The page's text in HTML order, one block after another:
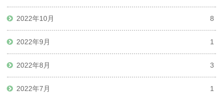
2022年10月 8
2022年9月 1
2022年8月 3
2022年7月 1